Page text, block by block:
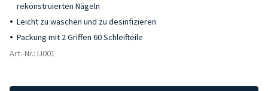
rekonstruierten Nägeln
Leicht zu waschen und zu desinfizieren
Packung mit 2 Griffen 60 Schleifteile
Art.-Nr.: LI001